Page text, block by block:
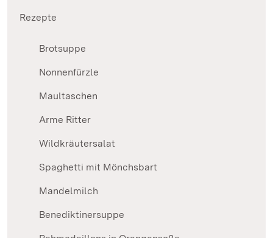
Rezepte
Brotsuppe
Nonnenfürzle
Maultaschen
Arme Ritter
Wildkräutersalat
Spaghetti mit Mönchsbart
Mandelmilch
Benediktinersuppe